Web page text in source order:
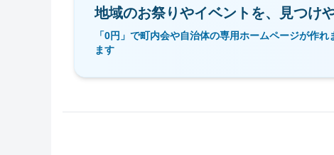
地域のお祭りやイベントを、 見つけ
「0円」で町内会や自治体の専用ホームページが作
ます